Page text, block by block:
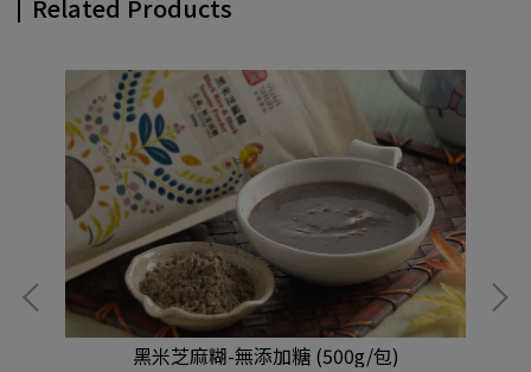
Related Products
黑米芝麻糊-無添加糖 (500g/包)